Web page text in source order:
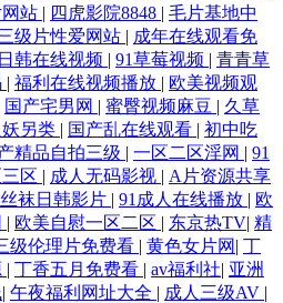
站 | 四虎影院8848 | 毛片基地中
级片性爱网站 | 成年在线观看免
韩在线视频 | 91草莓视频 | 青青草
| 福利在线视频播放 | 欧美视频观
国产宅男网 | 蜜臀视频麻豆 | 久草
另类 | 国产乱在线观看 | 初中吃
精品自拍三级 | 一区二区淫网 | 91
区 | 成人无码影视 | A片资源共享
袜日韩影片 | 91成人在线播放 | 欧
| 欧美自慰一区二区 | 东京热TV| 精
级伦理片免费看 | 黄色女片网 | 丁
| 丁香五月免费看 | av福利社| 亚洲
| 午夜福利网址大全 | 成人三级AV |